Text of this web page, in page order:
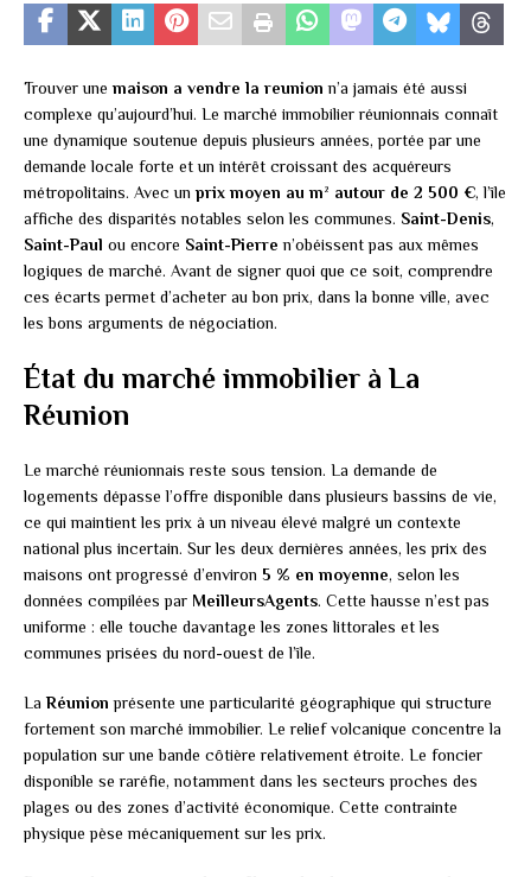
Trouver une maison a vendre la reunion n’a jamais été aussi
complexe qu’aujourd’hui. Le marché immobilier réunionnais connaît
une dynamique soutenue depuis plusieurs années, portée par une
demande locale forte et un intérêt croissant des acquéreurs
métropolitains. Avec un prix moyen au m² autour de 2 500 €, l’île
affiche des disparités notables selon les communes. Saint-Denis,
Saint-Paul ou encore Saint-Pierre n’obéissent pas aux mêmes
logiques de marché. Avant de signer quoi que ce soit, comprendre
ces écarts permet d’acheter au bon prix, dans la bonne ville, avec
les bons arguments de négociation.
État du marché immobilier à La
Réunion
Le marché réunionnais reste sous tension. La demande de
logements dépasse l’offre disponible dans plusieurs bassins de vie,
ce qui maintient les prix à un niveau élevé malgré un contexte
national plus incertain. Sur les deux dernières années, les prix des
maisons ont progressé d’environ 5 % en moyenne, selon les
données compilées par MeilleursAgents. Cette hausse n’est pas
uniforme : elle touche davantage les zones littorales et les
communes prisées du nord-ouest de l’île.
LaRéunion présente une particularité géographique qui structure
fortement son marché immobilier. Le relief volcanique concentre la
population sur une bande côtière relativement étroite. Le foncier
disponible se raréfie, notamment dans les secteurs proches des
plages ou des zones d’activité économique. Cette contrainte
physique pèse mécaniquement sur les prix.